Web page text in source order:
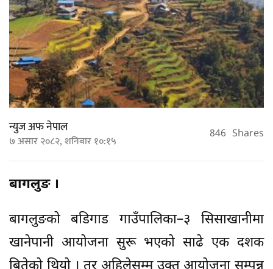
न्युज अफ नेपाल
७ असार २०८२, शनिबार १०:१५ 846 Shares
बागलुङ ।
बागलुङको बडिगाड गाउँपालिका–३ सिसाखानीमा
खानेपानी आयोजना सुरू भएको साढे एक दशक